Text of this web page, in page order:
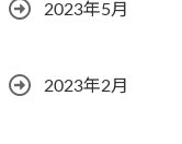
2023年5月
2023年2月